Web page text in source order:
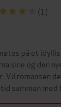
(1)
på et
sine og den
Vil romansen
sammen med